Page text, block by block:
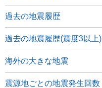
過去の地震履歴
過去の地震履歴(震度3以上)
海外の大きな地震
震源地ごとの地震発生回数